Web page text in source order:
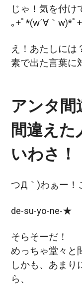
じゃ！気を付け
｡+ﾟ*(w´∀｀w)*ﾟ
え！あたしには
素で出た言葉に
アンタ間
間違え
いわさ！
つД｀)わぁー！
de-su-yo-ne-★
そらそーだ！
めっちゃ堂々と
しかも、あまり
ら、